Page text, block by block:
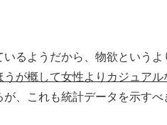
るようだから、物欲というよ
うが概して女性よりカジュア
、これも統計データを示す